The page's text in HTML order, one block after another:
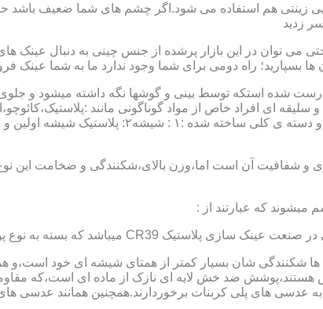
زینتی هم استفاده می شود.اگر چشم های شما ضعیف باشد
زدید
می توان در این بازار پرشده از جنس چینی به دنبال عینک
ها بسپارید؛ راه دومی برای شما وجود ندارد ما به شما
شده استکه توسط بینی و گوشها نگه داشته میشود و جلوی
سلیقه ای افراد خاص از مواد گوناگونی مانند
عدسی یا لنز :جنس عدسی عینکها از دو
و شفافیت آن است اما،وزن بالای،شکنندگی و ضخامت این
میشوند که عبارتند از :
شکنندگی شان بسیار کمتر از همتای شیشه ای خود است،و
هستند،پوشش ضد خش لایه ای نازک از ماده ای است،که
به عدسی های پلی کربنات برخوردارند.همچنین همانند